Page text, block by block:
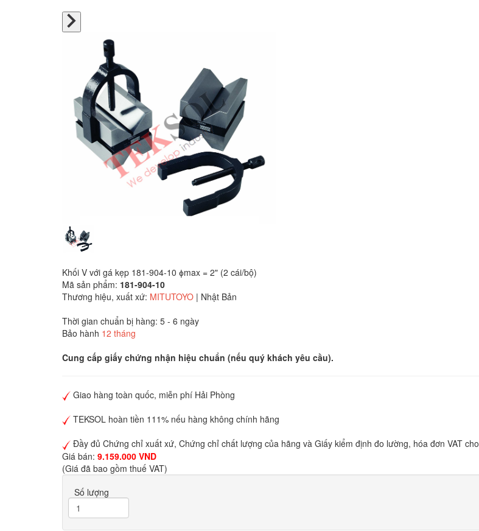
Khối V với gá kẹp 181-904-10 ɸmax = 2" (2 cái/bộ)
Mã sản phẩm: 181-904-10
Thương hiệu, xuất xứ: MITUTOYO | Nhật Bản
Thời gian chuẩn bị hàng: 5 - 6 ngày
Bảo hành 12 tháng
Cung cấp giấy chứng nhận hiệu chuẩn (nếu quý khách yêu cầu).
Giao hàng toàn quốc, miễn phí Hải Phòng
TEKSOL hoàn tiền 111% nếu hàng không chính hãng
Đầy đủ Chứng chỉ xuất xứ, Chứng chỉ chất lượng của hãng và Giấy kiểm định đo lường, hóa đơn VAT cho
Giá bán: 9.159.000 VND
(Giá đã bao gồm thuế VAT)
Số lượng